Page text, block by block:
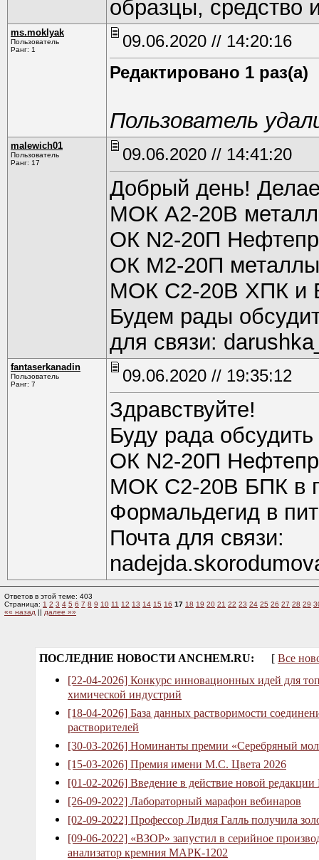
образцы, средство
ms.moklyak
Пользователь
Ранг: 1
09.06.2020 // 14:20:16
Редактировано 1 раз(а)
Пользователь
malewich01
Пользователь
Ранг: 17
09.06.2020 // 14:41:20
Добрый день!
МОК А2-20В
ОК N2-20П
ОК М2-20П металлы
МОК С2-20В ХПК и
Будем рады
для связи:
fantaserkanadin
Пользователь
Ранг: 7
09.06.2020 // 19:35:12
Здравствуйте!
Буду рада
ОК N2-20П
МОК С2-20В БПК в
Формальдегид в
Почта для связи:
Ответов в этой теме: 403
Страница: 1 2 3 4 5 6 7 8 9 10 11 12 13 14 15 16 17 18 19 20 21 22 23 24 25 26 27 28 29
«« назад || далее »»
ПОСЛЕДНИЕ НОВОСТИ ANCHEM.RU: [ Все
[22-04-2026] Конкурс инновационных идей для
химической индустрий
[18-04-2026] База данных растворимости
растворителей
[30-03-2026] Номинанты премии «Серебряный
[15-03-2026] Премия имени М.С. Цвета 2026
[01-02-2026] Введение в действие новой
[26-09-2022] Лабораторный марафон вебинаров
[02-09-2022] Профессор Лидия Галль получила
[09-06-2022] «ВЗОР» запустил в серийное
анализатор кремния МАРК-1202